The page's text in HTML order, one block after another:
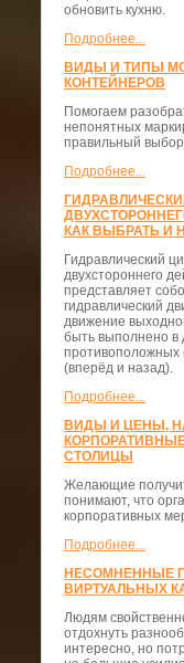
обновить кухню.
Подробнее...
ВИДЫ И ТИПЫ
КОНТЕЙНЕРОВ
Помогаем
непонятных
правильный выбор
Подробнее...
КАК ВЫБРАТЬ И
Гидравлический
двухстороннего
представляет
гидравлический
движение
быть выполнено в
противоположных
(вперёд и назад).
Подробнее...
ВИДЫ И ЦЕНЫ,
СТОЛИЦЫ
Желающие
понимают, что
корпоративных
Подробнее...
НЕСОМНЕННЫЕ
ВИРТУАЛЬНЫХ
Людям
отдохнуть
интересно, но